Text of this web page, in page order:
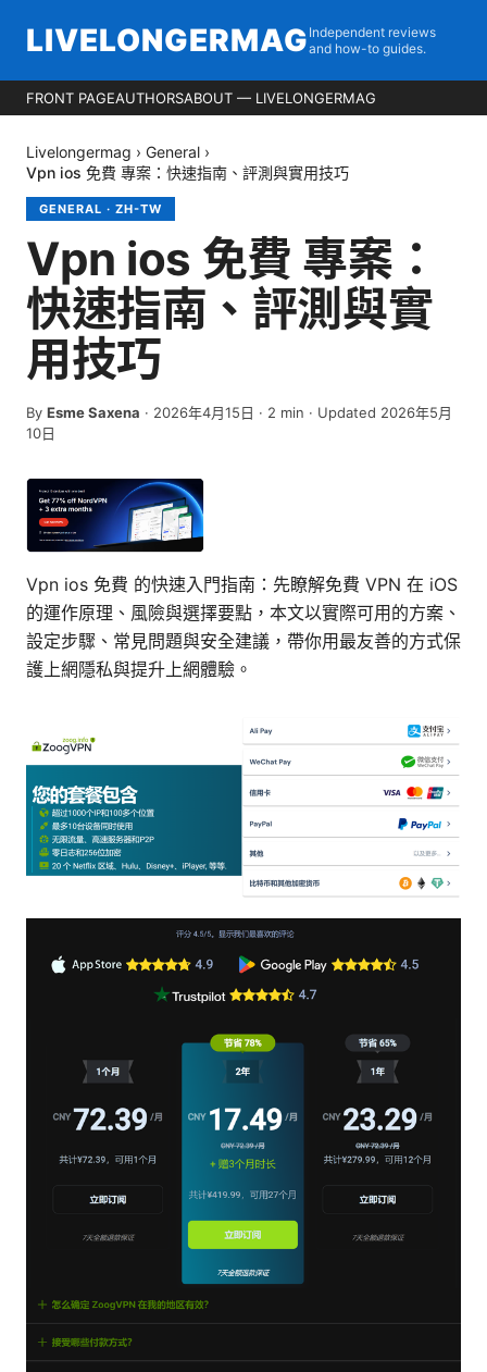
LIVELONGERMAG Independent reviews
and how-to guides.
FRONT PAGEAUTHORSABOUT — LIVELONGERMAG
Livelongermag › General ›
Vpn ios 免費 專案：快速指南、評測與實用技巧
GENERAL · ZH-TW
Vpn ios 免費 專案：
快速指南、評測與實
用技巧
By Esme Saxena · 2026年4月15日 · 2 min · Updated 2026年5月
10日
Vpn ios 免費 的快速入門指南：先瞭解免費 VPN 在 iOS
的運作原理、風險與選擇要點，本文以實際可用的方案、
設定步驟、常見問題與安全建議，帶你用最友善的方式保
護上網隱私與提升上網體驗。